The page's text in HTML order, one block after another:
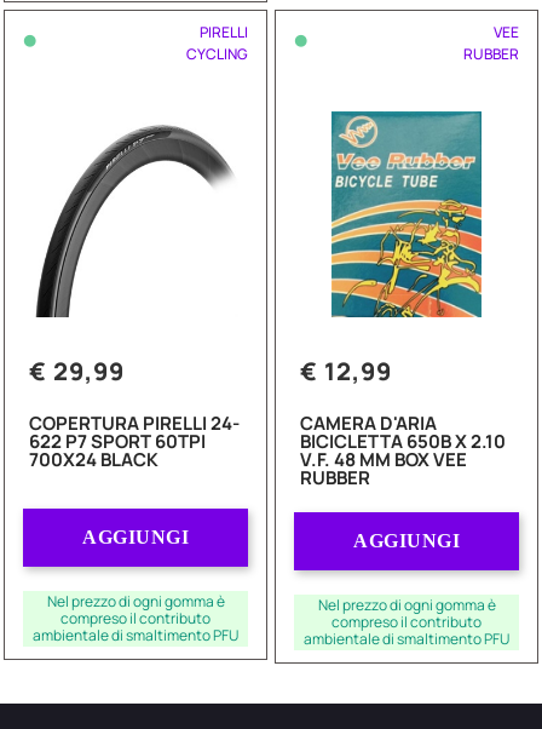
•
PIRELLI
CYCLING
€ 29,99
COPERTURA PIRELLI 24-
622 P7 SPORT 60TPI
700X24 BLACK
AGGIUNGI
Nel prezzo di ogni gomma è
compreso il contributo
ambientale di smaltimento PFU
•
VEE
RUBBER
€ 12,99
CAMERA D'ARIA
BICICLETTA 650B X 2.10
V.F. 48 MM BOX VEE
RUBBER
AGGIUNGI
Nel prezzo di ogni gomma è
compreso il contributo
ambientale di smaltimento PFU